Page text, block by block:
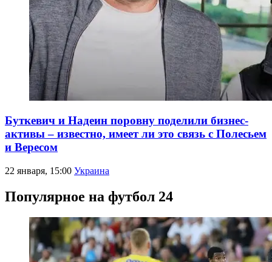
Буткевич и Надеин поровну поделили бизнес-
активы – известно, имеет ли это связь с Полесьем
и Вересом
22 января, 15:00 Украина
Популярное на футбол 24